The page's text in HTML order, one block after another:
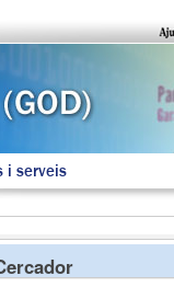
i serveis